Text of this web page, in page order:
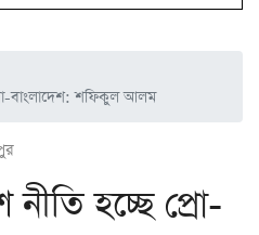
বাংলাদেশ: শফিকুল আলম
হচ্ছে প্রো-